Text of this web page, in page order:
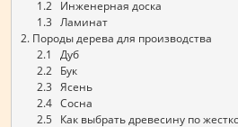
      1.2   Инженерная доска
      1.3   Ламинат
2. Породы дерева для производства
      2.1   Дуб
      2.2   Бук
      2.3   Ясень
      2.4   Сосна
2.5   Как выбрать древесину по